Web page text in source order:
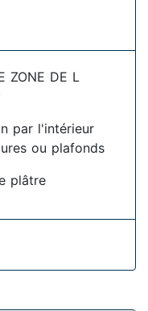
ZONE DE L
par l'intérieur
ou plafonds
plâtre